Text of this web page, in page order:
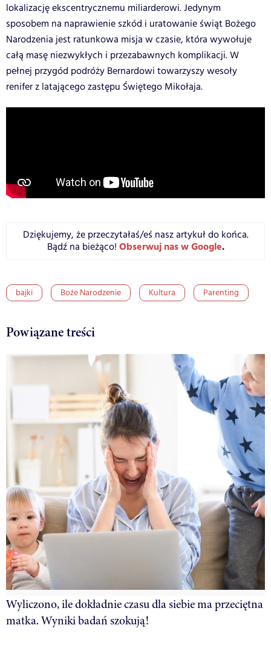
lokalizację ekscentrycznemu miliarderowi. Jedynym
sposobem na naprawienie szkód i uratowanie świąt Bożego
Narodzenia jest ratunkowa misja w czasie, która wywołuje
całą masę niezwykłych i przezabawnych komplikacji. W
pełnej przygód podróży Bernardowi towarzyszy wesoły
renifer z latającego zastępu Świętego Mikołaja.
Dziękujemy, że przeczytałaś/eś nasz artykuł do końca.
Bądź na bieżąco! Obserwuj nas w Google.
bajki Boże Narodzenie Kultura Parenting
Powiązane treści
Wyliczono, ile dokładnie czasu dla siebie ma przeciętna
matka. Wyniki badań szokują!